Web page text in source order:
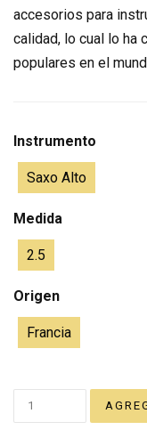
accesorios para
calidad, lo cual lo ha
populares en el
Instrumento
Saxo Alto
Medida
2.5
Origen
Francia